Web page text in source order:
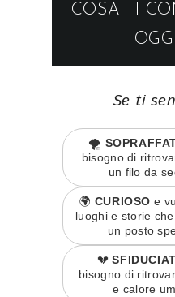
COSA TI
OGGI
Se ti
🌪️
bisogno di
un filo da
🌍 CURIOSO e
luoghi e storie
un posto
💔
bisogno di
e calore